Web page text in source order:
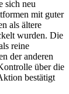
sich neu
mit guter
als ältere
wurden. Die
reine
der anderen
über die
bestätigt